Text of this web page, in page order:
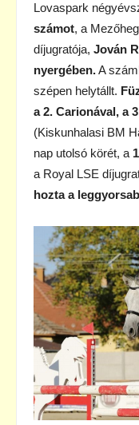
Lovaspark
számot, a
díjugratója, Jován
nyergében.A
szépen helytállt.
a 2. Carionával, a
(Kiskunhalasi BM
nap utolsó körét, a
a Royal LSE
hozta a